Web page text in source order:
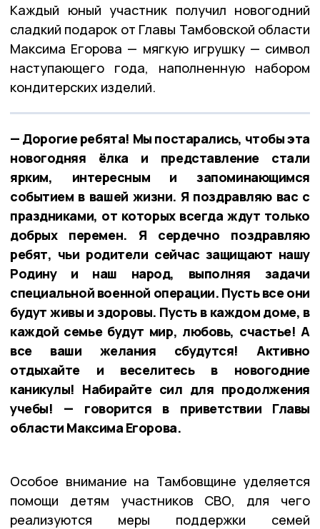
Каждый юный участник получил новогодний
сладкий подарок от Главы Тамбовской области
Максима Егорова — мягкую игрушку — символ
наступающего года, наполненную набором
кондитерских изделий.
— Дорогие ребята! Мы постарались, чтобы эта
новогодняя ёлка и представление стали
ярким, интересным и запоминающимся
событием в вашей жизни. Я поздравляю вас с
праздниками, от которых всегда ждут только
добрых перемен. Я сердечно поздравляю
ребят, чьи родители сейчас защищают нашу
Родину и наш народ, выполняя задачи
специальной военной операции. Пусть все они
будут живы и здоровы. Пусть в каждом доме, в
каждой семье будут мир, любовь, счастье! А
все ваши желания сбудутся! Активно
отдыхайте и веселитесь в новогодние
каникулы! Набирайте сил для продолжения
учебы! — говорится в приветствии Главы
области Максима Егорова.
Особое внимание на Тамбовщине уделяется
помощи детям участников СВО, для чего
реализуются меры поддержки семей